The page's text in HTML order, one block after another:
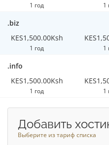
1 год 1
.biz
KES1,500.00Ksh
1 год 1
.info
KES1,500.00Ksh
1 год 1
Добавить
Выберите из тариф списка